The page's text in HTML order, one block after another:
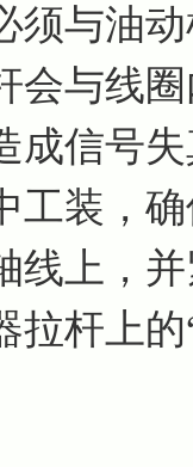
须与油
会与线
成信号
工装，
线上，
拉杆上